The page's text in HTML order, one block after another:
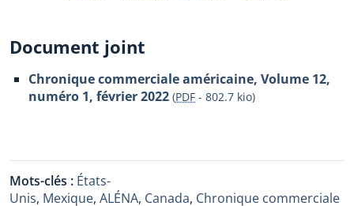
Document joint
Chronique commerciale américaine, Volume 12,
numéro 1, février 2022 (PDF - 802.7 kio)
Mots-clés : États-
Unis, Mexique, ALÉNA, Canada, Chronique commerciale